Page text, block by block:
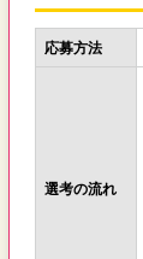
応募方法
選考の流れ